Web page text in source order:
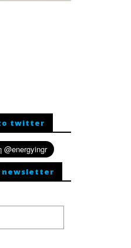
twitter
newsletter